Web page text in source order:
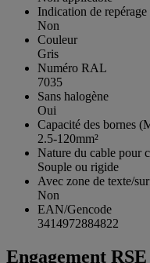
Indication de
Non
Couleur
Gris
Numéro RAL
7035
Sans halogène
Oui
Capacité des bornes
2.5-120mm²
Nature du cable pour
Souple ou rigide
Avec zone de texte/
Non
EAN/Gencode
3414972884822
Engagement